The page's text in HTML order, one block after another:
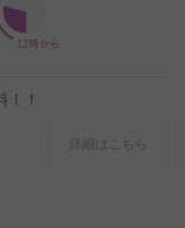
！！
詳細はこちら